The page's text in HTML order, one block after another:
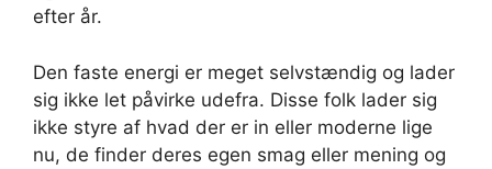
efter år.
Den faste energi er meget selvstændig og lader
sig ikke let påvirke udefra. Disse folk lader sig
ikke styre af hvad der er in eller moderne lige
nu, de finder deres egen smag eller mening og